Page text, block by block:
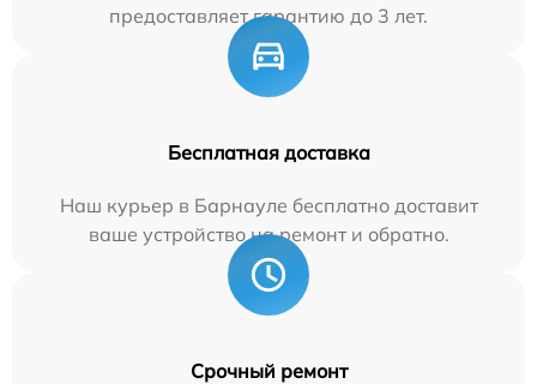
предоставляет гарантию до 3 лет.
Бесплатная доставка
Наш курьер в Барнауле бесплатно доставит
ваше устройство на ремонт и обратно.
Срочный ремонт